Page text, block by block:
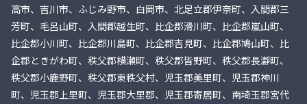
高市、吉川市、ふじみ野市、白岡市、北足立郡伊奈町、入間郡三
芳町、毛呂山町、入間郡越生町、比企郡滑川町、比企郡嵐山町、
比企郡小川町、比企郡川島町、比企郡吉見町、比企郡鳩山町、比
企郡ときがわ町、秩父郡横瀬町、秩父郡皆野町、秩父郡長瀞町、
秩父郡小鹿野町、秩父郡東秩父村、児玉郡美里町、児玉郡神川
町、児玉郡上里町、児玉郡大里郡、児玉郡寄居町、南埼玉郡宮代